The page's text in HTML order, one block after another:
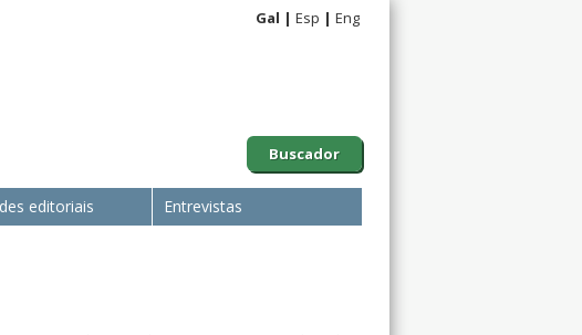
Buscador
Gal Esp Eng
editoriais Entrevistas